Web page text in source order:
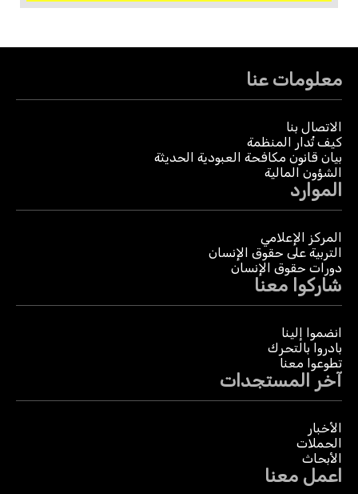
معلومات عنا
الاتصال بنا
كيف تُدار المنظمة
بيان قانون مكافحة العبودية الحديثة
الشؤون المالية
الموارد
المركز الإعلامي
التربية على حقوق الإنسان
دورات حقوق الإنسان
شاركوا معنا
انضموا إلينا
بادروا بالتحرك
تطوعوا معنا
آخر المستجدات
الأخبار
الحملات
الأبحاث
اعمل معنا